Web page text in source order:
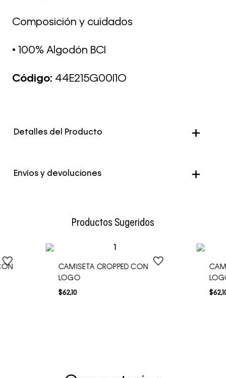
Composición y cuidados
• 100% Algodón BCI
Código: 44E215G00I1O
Detalles del Producto
Genero Mujer
Envíos y devoluciones
Productos Sugeridos
CAMISETA CROPPED CON
LOGO
$62,10 $62,